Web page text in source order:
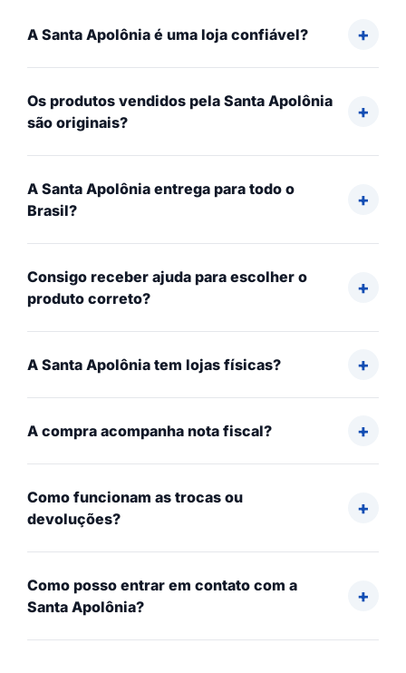
A Santa Apolônia é uma loja confiável?
Os produtos vendidos pela Santa Apolônia
são originais?
A Santa Apolônia entrega para todo o
Brasil?
Consigo receber ajuda para escolher o
produto correto?
A Santa Apolônia tem lojas físicas?
A compra acompanha nota fiscal?
Como funcionam as trocas ou
devoluções?
Como posso entrar em contato com a
Santa Apolônia?